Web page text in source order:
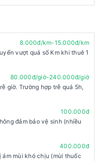
8.000đ/km-15.000đ/km
vượt quá số Km khi thuê 1
80.000đ/giờ-240.000đ/giờ
giờ. Trường hợp trễ quá 5h,
100.000đ
đảm bảo vệ sinh (nhiều
400.000đ
mùi khó chịu (mùi thuốc